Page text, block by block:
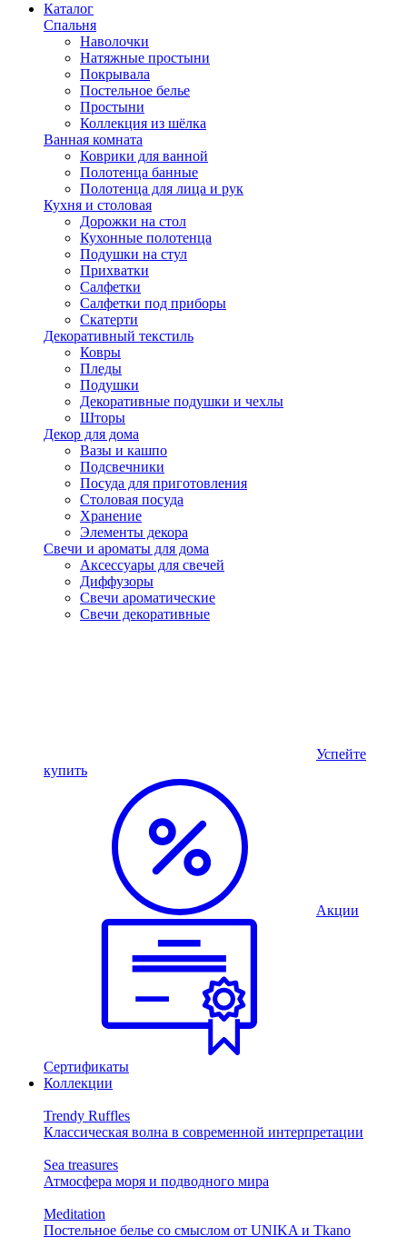
Каталог
Спальня
Наволочки
Натяжные простыни
Покрывала
Постельное белье
Простыни
Коллекция из шёлка
Ванная комната
Коврики для ванной
Полотенца банные
Полотенца для лица и рук
Кухня и столовая
Дорожки на стол
Кухонные полотенца
Подушки на стул
Прихватки
Салфетки
Салфетки под приборы
Скатерти
Декоративный текстиль
Ковры
Пледы
Подушки
Декоративные подушки и чехлы
Шторы
Декор для дома
Вазы и кашпо
Подсвечники
Посуда для приготовления
Столовая посуда
Хранение
Элементы декора
Свечи и ароматы для дома
Аксессуары для свечей
Диффузоры
Свечи ароматические
Свечи декоративные
Успейте
купить
Акции
Сертификаты
Коллекции
Trendy Ruffles
Классическая волна в современной интерпретации
Sea treasures
Атмосфера моря и подводного мира
Meditation
Постельное белье со смыслом от UNIKA и Tkano